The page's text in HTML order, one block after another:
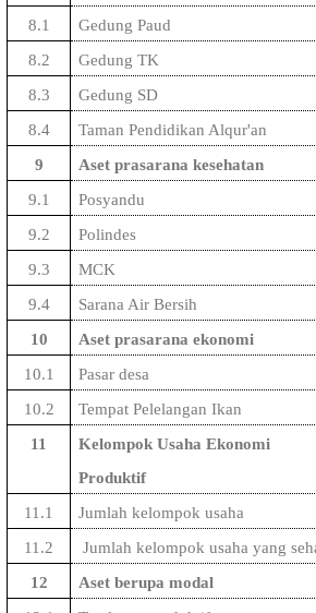
8.1
Gedung Paud
8.2
Gedung TK
8.3
Gedung SD
8.4
Taman Pendidikan Alqur'an
9
Aset prasarana kesehatan
9.1
Posyandu
9.2
Polindes
9.3
MCK
9.4
Sarana Air Bersih
10
Aset prasarana ekonomi
10.1
Pasar desa
10.2
Tempat Pelelangan Ikan
11
Kelompok Usaha Ekonomi
Produktif
11.1
Jumlah kelompok usaha
11.2
Jumlah kelompok usaha yang
12
Aset berupa modal